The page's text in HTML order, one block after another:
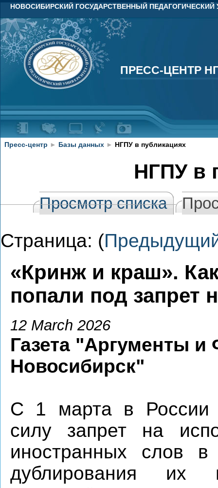
НОВОСИБИРСКИЙ ГОСУДАРСТВЕННЫЙ ПЕДАГОГИЧЕСКИЙ
ПРЕСС-ЦЕНТР
ПРЕСС-ЦЕНТР
Пресс-центр ► Базы данных ► НГПУ в публикациях
НГПУ в
Просмотр списка
Страница: (
«Кринж и краш».
попали под запрет
12 March 2026
Газета "Аргументы и
Новосибирск"
С 1 марта в России
силу запрет на
иностранных слов
дублирования